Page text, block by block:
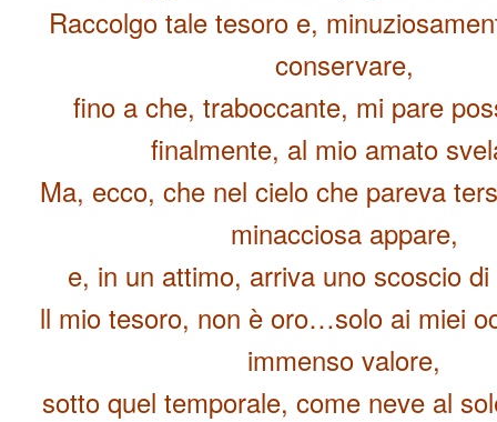
Raccolgo tale tesoro e,
conservare,
fino a che, traboccante, mi pare
finalmente, al mio amato
Ma, ecco, che nel cielo che pareva
minacciosa appare,
e, in un attimo, arriva uno scoscio
ll mio tesoro, non è oro…solo ai miei
immenso valore,
sotto quel temporale, come neve al